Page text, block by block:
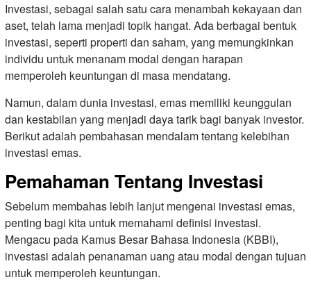
Investasi, sebagai salah satu cara menambah kekayaan dan
aset, telah lama menjadi topik hangat. Ada berbagai bentuk
investasi, seperti properti dan saham, yang memungkinkan
individu untuk menanam modal dengan harapan
memperoleh keuntungan di masa mendatang.
Namun, dalam dunia investasi, emas memiliki keunggulan
dan kestabilan yang menjadi daya tarik bagi banyak investor.
Berikut adalah pembahasan mendalam tentang kelebihan
investasi emas.
Pemahaman Tentang Investasi
Sebelum membahas lebih lanjut mengenai investasi emas,
penting bagi kita untuk memahami definisi investasi.
Mengacu pada Kamus Besar Bahasa Indonesia (KBBI),
investasi adalah penanaman uang atau modal dengan tujuan
untuk memperoleh keuntungan.